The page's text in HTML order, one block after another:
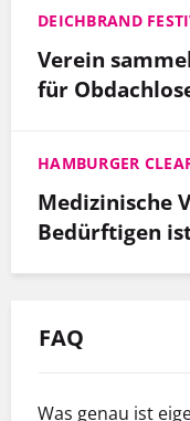
DEICHBRAND
Verein
für
HAMBURGER
Medizinische
Bedürftigen
FAQ
Was genau ist